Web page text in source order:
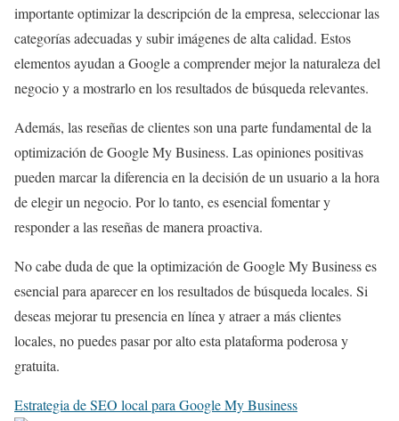
importante optimizar la descripción de la empresa, seleccionar las
categorías adecuadas y subir imágenes de alta calidad. Estos
elementos ayudan a Google a comprender mejor la naturaleza del
negocio y a mostrarlo en los resultados de búsqueda relevantes.
Además, las reseñas de clientes son una parte fundamental de la
optimización de Google My Business. Las opiniones positivas
pueden marcar la diferencia en la decisión de un usuario a la hora
de elegir un negocio. Por lo tanto, es esencial fomentar y
responder a las reseñas de manera proactiva.
No cabe duda de que la optimización de Google My Business es
esencial para aparecer en los resultados de búsqueda locales. Si
deseas mejorar tu presencia en línea y atraer a más clientes
locales, no puedes pasar por alto esta plataforma poderosa y
gratuita.
Estrategia de SEO local para Google My Business